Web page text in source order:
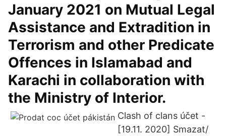
January 2021 on Mutual Legal
Assistance and Extradition in
Terrorism and other Predicate
Offences in Islamabad and
Karachi in collaboration with
the Ministry of Interior.
Clash of clans účet -
[19.11. 2020] Smazat/